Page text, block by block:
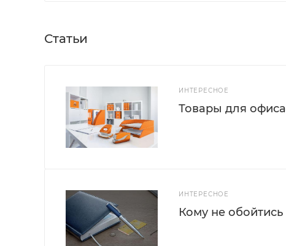
Статьи
ИНТЕРЕСНОЕ
Товары для
ИНТЕРЕСНОЕ
Кому не